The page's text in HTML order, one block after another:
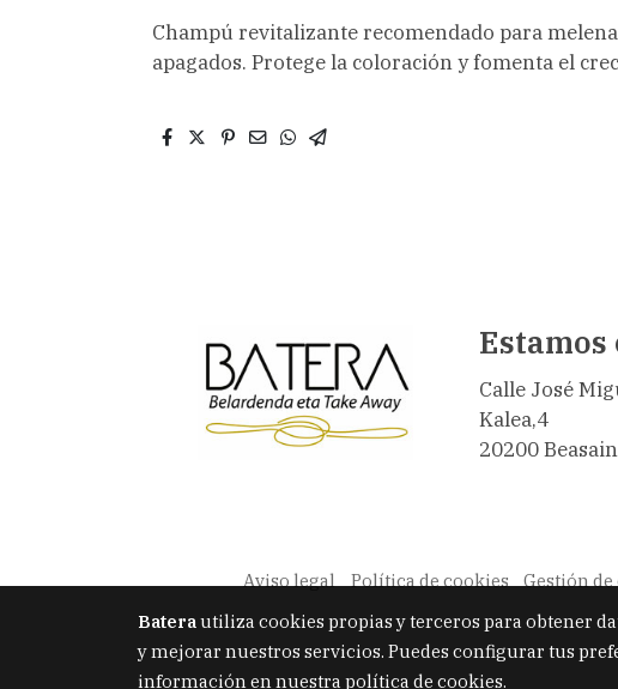
Champú revitalizante recomendado para
apagados. Protege la coloración y fomenta el
Estamos
Calle José
Kalea,4
20200
Aviso legal Política de cookies Gestión
Baterautiliza cookies propias y terceros para obtener
y mejorar nuestros servicios. Puedes configurar tus
información en nuestra política de cookies.